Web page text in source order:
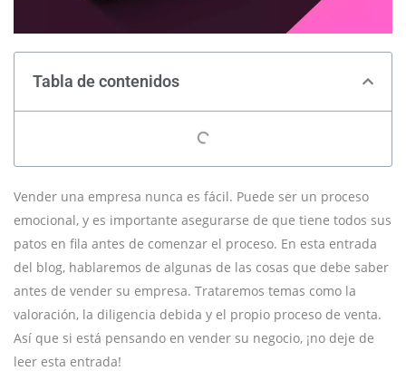
Tabla de contenidos
Vender una empresa nunca es fácil. Puede ser un proceso
emocional, y es importante asegurarse de que tiene todos sus
patos en fila antes de comenzar el proceso. En esta entrada
del blog, hablaremos de algunas de las cosas que debe saber
antes de vender su empresa. Trataremos temas como la
valoración, la diligencia debida y el propio proceso de venta.
Así que si está pensando en vender su negocio, ¡no deje de
leer esta entrada!